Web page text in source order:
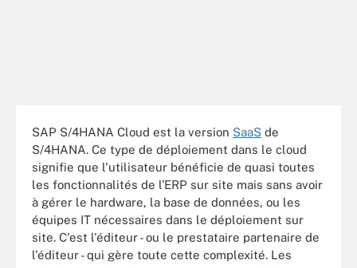
SAP S/4HANA Cloud est la version SaaS de
S/4HANA. Ce type de déploiement dans le cloud
signifie que l'utilisateur bénéficie de quasi toutes
les fonctionnalités de l’ERP sur site mais sans avoir
à gérer le hardware, la base de données, ou les
équipes IT nécessaires dans le déploiement sur
site. C'est l'éditeur - ou le prestataire partenaire de
l'éditeur - qui gère toute cette complexité. Les